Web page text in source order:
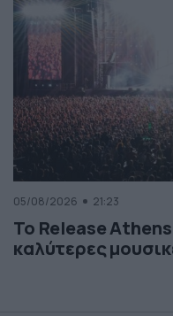
05/08/2026 21:23
Το Release
καλύτερες